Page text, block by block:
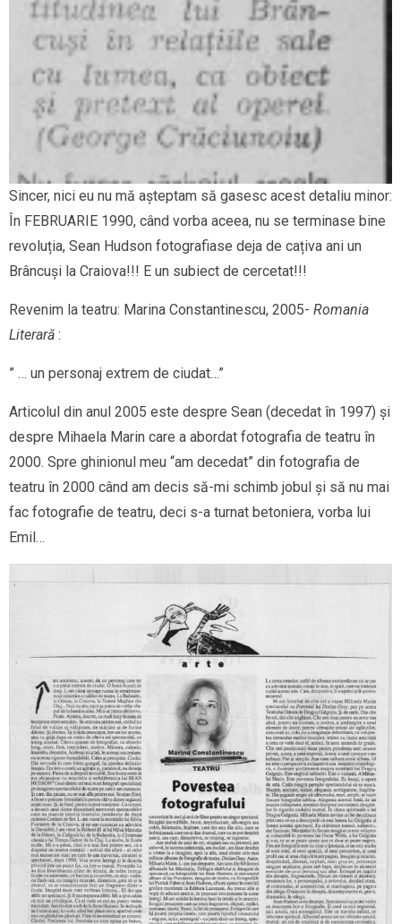
Sincer, nici eu nu mă așteptam să gasesc acest detaliu minor:
În FEBRUARIE 1990, când vorba aceea, nu se terminase bine
revoluția, Sean Hudson fotografiase deja de cațiva ani un
Brâncuși la Craiova!!! E un subiect de cercetat!!!
Revenim la teatru: Marina Constantinescu, 2005- Romania
Literară :
” … un personaj extrem de ciudat…”
Articolul din anul 2005 este despre Sean (decedat în 1997) și
despre Mihaela Marin care a abordat fotografia de teatru în
2000. Spre ghinionul meu “am decedat” din fotografia de
teatru în 2000 când am decis să-mi schimb jobul și să nu mai
fac fotografie de teatru, deci s-a turnat betoniera, vorba lui
Emil…